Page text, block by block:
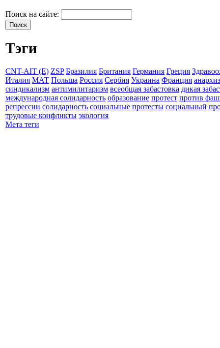
Поиск на сайте:
Тэги
CNT-AIT (E) ZSP Бразилия Британия Германия Греция
Италия МАТ Польша Россия Сербия Украина Франция
синдикализм антимилитаризм всеобщая забастовка дикая
международная солидарность образование протест против
репрессии солидарность социальные протесты социальный
трудовые конфликты экология
Мета теги